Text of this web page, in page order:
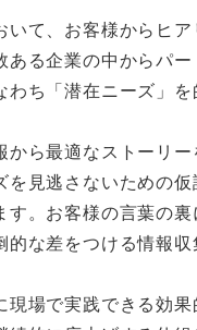
て、お客様からヒ
る企業の中からパ
ち「潜在ニーズ」
ら最適なストーリ
見逃さないための
。お客様の言葉の
な差をつける情報
場で実践できる効